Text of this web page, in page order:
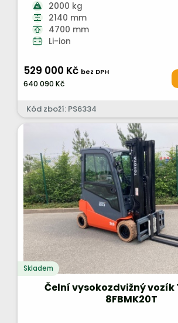
2000 kg
2140 mm
4700 mm
Li-ion
529 000 Kč bez DPH
640 090 Kč
Kód zboží: PS6334
Skladem
Čelní vysokozdvižný vozík
8FBMK20T